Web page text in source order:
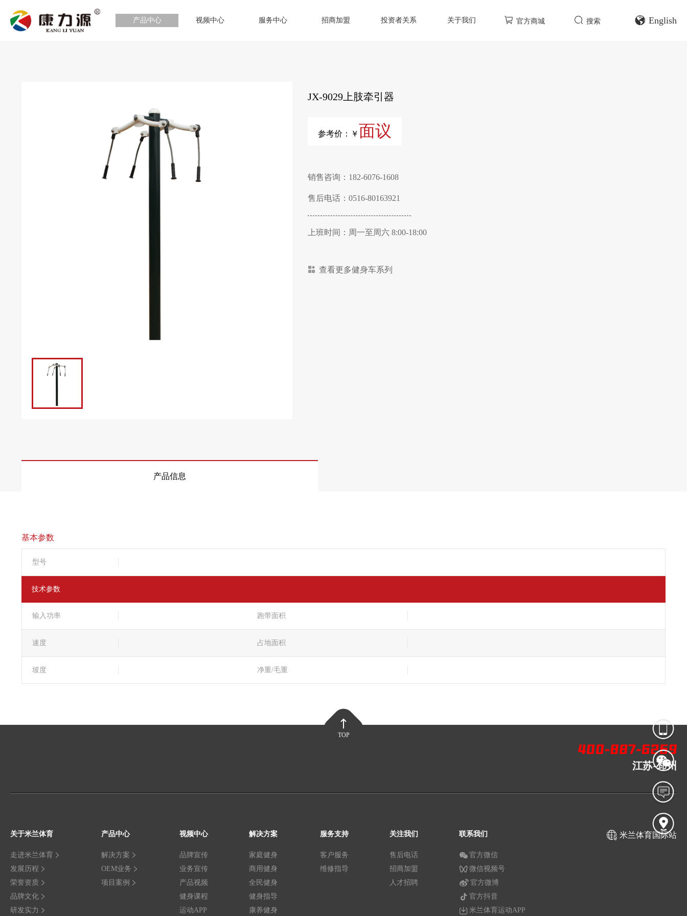
产品中心 视频中心 服务中心 招商加盟 投资者关系 关于我们 官方商城 搜索 English
JX-9029上肢牵引器
参考价：￥面议
销售咨询：182-6076-1608
售后电话：0516-80163921
上班时间：周一至周六 8:00-18:00
查看更多健身车系列
产品信息
基本参数
型号
技术参数
输入功率 跑带面积
速度 占地面积
坡度 净重/毛重
TOP
江苏-邳州
关于米兰体育
走进米兰体育
发展历程
荣誉资质
品牌文化
研发实力
产品中心
解决方案
OEM业务
项目案例
视频中心
品牌宣传
业务宣传
产品视频
健身课程
运动APP
解决方案
家庭健身
商用健身
全民健身
健身指导
康养健身
服务支持
客户服务
维修指导
关注我们
售后电话
招商加盟
人才招聘
联系我们
官方微信
微信视频号
官方微博
官方抖音
米兰体育运动APP
米兰体育国际站